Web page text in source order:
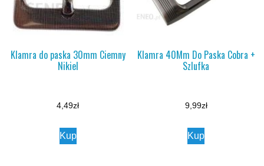
Klamra do paska 30mm Ciemny
Nikiel
4,49zł
Kup
Klamra 40Mm Do Paska Cobra +
Szlufka
9,99zł
Kup